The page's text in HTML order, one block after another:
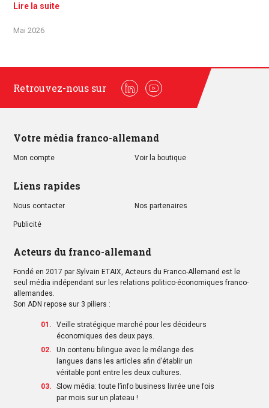
Lire la suite
Mai 2026
Retrouvez-nous sur
LinkedinYoutube
Votre média franco-allemand
Mon compte Voir la boutique
Liens rapides
Nous contacter Nos partenaires
Publicité
Acteurs du franco-allemand
Fondé en 2017 par Sylvain ETAIX, Acteurs du Franco-Allemand est le
seul média indépendant sur les relations politico-économiques franco-
allemandes.
Son ADN repose sur 3 piliers :
Veille stratégique marché pour les décideurs
économiques des deux pays.
Un contenu bilingue avec le mélange des
langues dans les articles afin d’établir un
véritable pont entre les deux cultures.
Slow média: toute l’info business livrée une fois
par mois sur un plateau !